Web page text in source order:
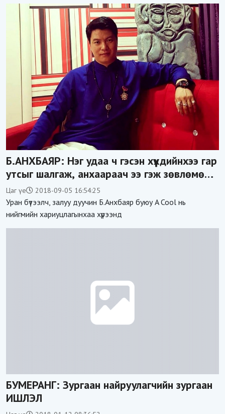
Б.АНХБАЯР: Нэг удаа ч гэсэн хүүхдийнхээ гар
утсыг шалгаж, анхаараач ээ гэж зөвлөмөөр
байна
Цаг үе 2018-09-05 16:54:25
Уран бүтээлч, залуу дуучин Б.Анхбаяр буюу A Cool нь
нийгмийн хариуцлагынхаа хүрээнд
БУМЕРАНГ: Зургаан найруулагчийн зургаан
ИШЛЭЛ